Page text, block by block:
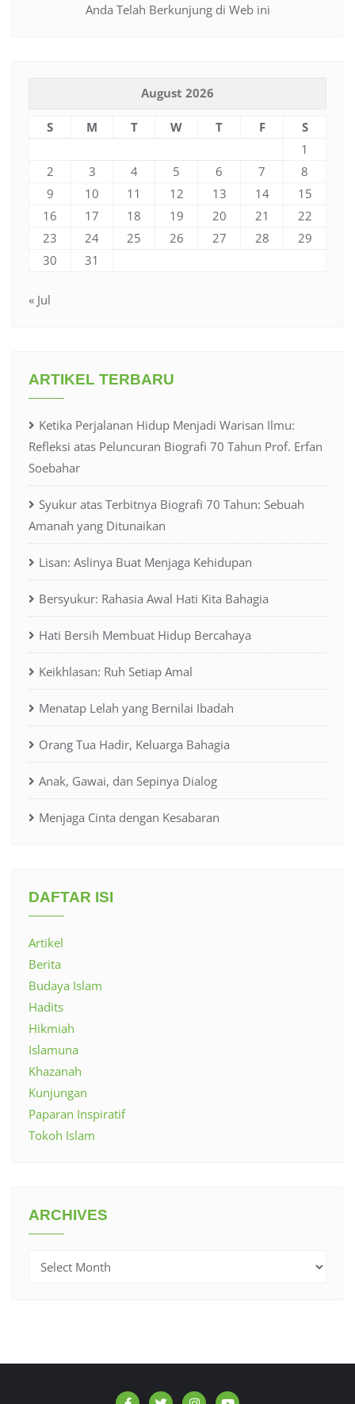
Anda Telah Berkunjung di Web ini
August 2026
S M T W T F
S
1
2
3 4 5 6 7
8
9
10 11 12 13 14
15
16
17 18 19 20 21
22
23
24 25 26 27 28
29
30
31
« Jul
ARTIKEL TERBARU
Ketika Perjalanan Hidup Menjadi Warisan Ilmu:
Refleksi atas Peluncuran Biografi 70 Tahun Prof. Erfan
Soebahar
Syukur atas Terbitnya Biografi 70 Tahun: Sebuah
Amanah yang Ditunaikan
Lisan: Aslinya Buat Menjaga Kehidupan
Bersyukur: Rahasia Awal Hati Kita Bahagia
Hati Bersih Membuat Hidup Bercahaya
Keikhlasan: Ruh Setiap Amal
Menatap Lelah yang Bernilai Ibadah
Orang Tua Hadir, Keluarga Bahagia
Anak, Gawai, dan Sepinya Dialog
Menjaga Cinta dengan Kesabaran
DAFTAR ISI
Artikel
Berita
Budaya Islam
Hadits
Hikmiah
Islamuna
Khazanah
Kunjungan
Paparan Inspiratif
Tokoh Islam
ARCHIVES
Archives